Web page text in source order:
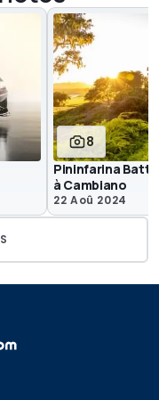
8
Pininfarina
à Cambiano
22 Aoû 2024